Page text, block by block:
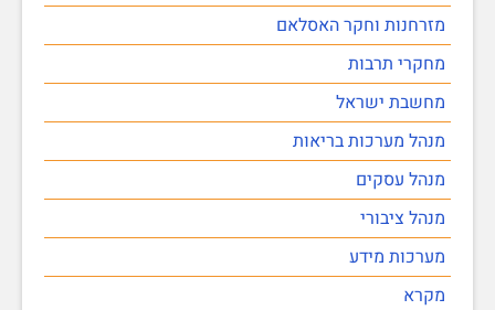
מזרחנות וחקר האסלאם
מחקרי תרבות
מחשבת ישראל
מנהל מערכות בריאות
מנהל עסקים
מנהל ציבורי
מערכות מידע
מקרא